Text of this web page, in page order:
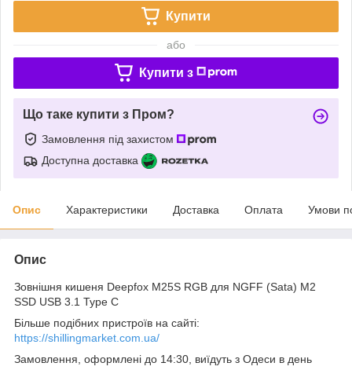
Купити
або
Купити з
Що таке купити з Пром?
Замовлення під захистом
Доступна доставка
Опис Характеристики Доставка Оплата Умови
Опис
Зовнішня кишеня Deepfox M25S RGB для NGFF (Sata) M2
SSD USB 3.1 Type C
Більше подібних пристроїв на сайті:
https://shillingmarket.com.ua/
Замовлення, оформлені до 14:30, виїдуть з Одеси в день